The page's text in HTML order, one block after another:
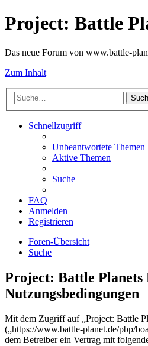
Project: Battle
Das neue Forum von www.battle-
Zum Inhalt
Schnellzugriff
Unbeantwortete Themen
Aktive Themen
Suche
FAQ
Anmelden
Registrieren
Foren-Übersicht
Suche
Project: Battle Planets
Nutzungsbedingungen
Mit dem Zugriff auf „Project: Battle
(„https://www.battle-planet.de/pbp/
dem Betreiber ein Vertrag mit